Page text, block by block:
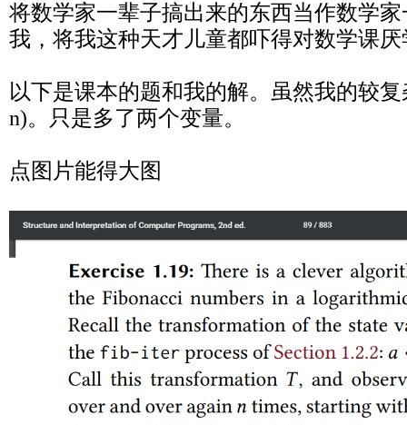
将数学家一辈子搞出来的东西当作数学
我，将我这种天才儿童都吓得对数学课厌
以下是课本的题和我的解。虽然我的较
n)。只是多了两个变量。
点图片能得大图